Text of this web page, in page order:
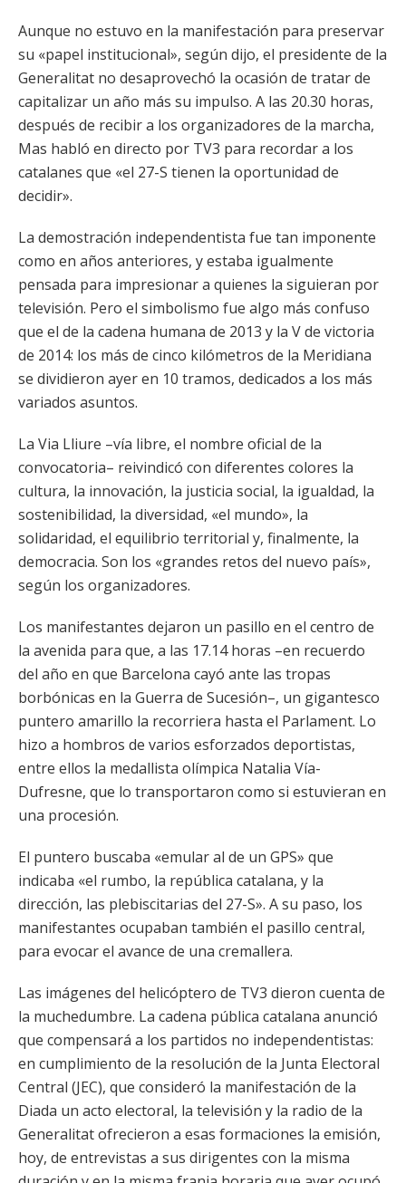
Aunque no estuvo en la manifestación para preservar
su «papel institucional», según dijo, el presidente de la
Generalitat no desaprovechó la ocasión de tratar de
capitalizar un año más su impulso. A las 20.30 horas,
después de recibir a los organizadores de la marcha,
Mas habló en directo por TV3 para recordar a los
catalanes que «el 27-S tienen la oportunidad de
decidir».
La demostración independentista fue tan imponente
como en años anteriores, y estaba igualmente
pensada para impresionar a quienes la siguieran por
televisión. Pero el simbolismo fue algo más confuso
que el de la cadena humana de 2013 y la V de victoria
de 2014: los más de cinco kilómetros de la Meridiana
se dividieron ayer en 10 tramos, dedicados a los más
variados asuntos.
La Via Lliure –vía libre, el nombre oficial de la
convocatoria– reivindicó con diferentes colores la
cultura, la innovación, la justicia social, la igualdad, la
sostenibilidad, la diversidad, «el mundo», la
solidaridad, el equilibrio territorial y, finalmente, la
democracia. Son los «grandes retos del nuevo país»,
según los organizadores.
Los manifestantes dejaron un pasillo en el centro de
la avenida para que, a las 17.14 horas –en recuerdo
del año en que Barcelona cayó ante las tropas
borbónicas en la Guerra de Sucesión–, un gigantesco
puntero amarillo la recorriera hasta el Parlament. Lo
hizo a hombros de varios esforzados deportistas,
entre ellos la medallista olímpica Natalia Vía-
Dufresne, que lo transportaron como si estuvieran en
una procesión.
El puntero buscaba «emular al de un GPS» que
indicaba «el rumbo, la república catalana, y la
dirección, las plebiscitarias del 27-S». A su paso, los
manifestantes ocupaban también el pasillo central,
para evocar el avance de una cremallera.
Las imágenes del helicóptero de TV3 dieron cuenta de
la muchedumbre. La cadena pública catalana anunció
que compensará a los partidos no independentistas:
en cumplimiento de la resolución de la Junta Electoral
Central (JEC), que consideró la manifestación de la
Diada un acto electoral, la televisión y la radio de la
Generalitat ofrecieron a esas formaciones la emisión,
hoy, de entrevistas a sus dirigentes con la misma